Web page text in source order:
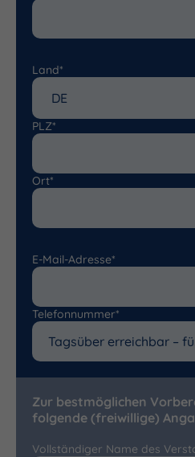
Land*
PLZ*
Ort*
E-Mail-Adresse*
Telefonnummer*
Zur bestmöglichen
folgende (freiwillige)
Vollständiger Name des